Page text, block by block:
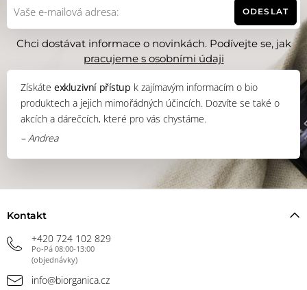
ODESLAT
Chci dostávat informace o novinkách. Podívejte se, jak
pracujeme s osobními údaji
Získáteexkluzivní přístup k zajímavým informacím o bio
produktech a jejich mimořádných účincích. Dozvíte se také o
akcích a dárečcích, které pro vás chystáme.
– Andrea
Kontakt
+420 724 102 829
Po-Pá 08:00-13:00
(objednávky)
info@biorganica.cz